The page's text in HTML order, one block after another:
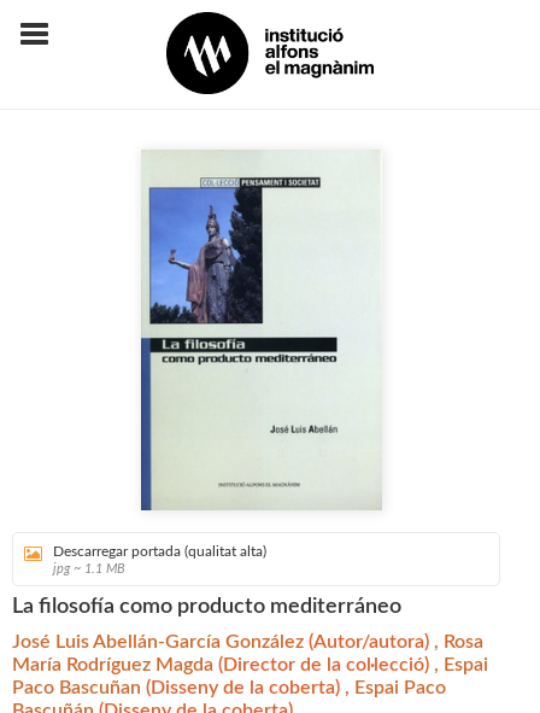
Descarregar portada (qualitat alta)
jpg ~ 1.1 MB
La filosofía como producto mediterráneo
José Luis Abellán-García González (Autor/autora) , Rosa
María Rodríguez Magda (Director de la col·lecció) , Espai
Paco Bascuñan (Disseny de la coberta) , Espai Paco